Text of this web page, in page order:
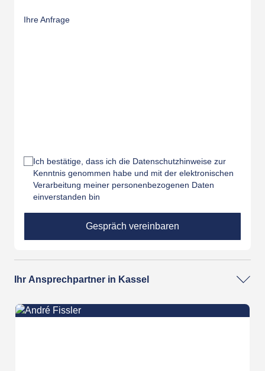
Ihre Anfrage
Ich bestätige, dass ich die Datenschutzhinweise zur
Kenntnis genommen habe und mit der elektronischen
Verarbeitung meiner personenbezogenen Daten
einverstanden bin
Ihr Ansprechpartner in Kassel